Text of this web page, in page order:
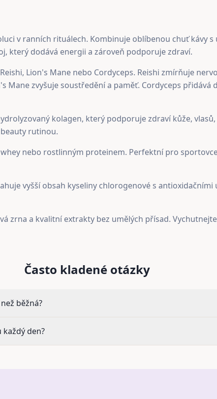
v ranních rituálech. Kombinuje oblíbenou chuť kávy
který dodává energii a zároveň podporuje zdraví.
Lion's Mane nebo Cordyceps. Reishi zmírňuje
Mane zvyšuje soustředění a paměť. Cordyceps přidává
kolagen, který podporuje zdraví kůže,
rutinou.
nebo rostlinným proteinem. Perfektní pro
vyšší obsah kyseliny chlorogenové s
zrna a kvalitní extrakty bez umělých přísad.
Často kladené otázky
běžná?
den?